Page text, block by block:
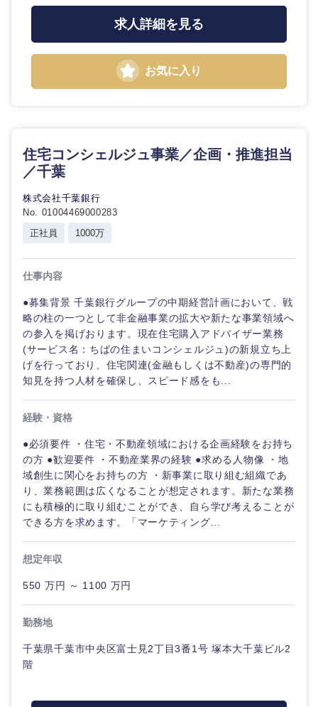
九州・沖縄
福岡県
鹿児島県 沖縄県
求人詳細を見る
お気に入り
住宅コンシェルジュ事業／企画・推進担当
／千葉
株式会社千葉銀行
No. 01004469000283
正社員
1000万
仕事内容
●募集背景 千葉銀行グループの中期経営計画において、戦
略の柱の一つとして非金融事業の拡大や新たな事業領域へ
の参入を掲げおります。現在住宅購入アドバイザー業務
(サービス名：ちばの住まいコンシェルジュ)の新規立ち上
げを行っており、住宅関連(金融もしくは不動産)の専門的
知見を持つ人材を確保し、スピード感をも...
経験・資格
●必須要件 ・住宅・不動産領域における企画経験をお持ち
の方 ●歓迎要件 ・不動産業界の経験 ●求める人物像 ・地
域創生に関心をお持ちの方 ・新事業に取り組む組織であ
り、業務範囲は広くなることが想定されます。新たな業務
にも積極的に取り組むことができ、自ら学び考えることが
できる方を求めます。「マーケティング...
想定年収
550 万円 ～ 1100 万円
勤務地
千葉県千葉市中央区富士見2丁目3番1号 塚本大千葉ビル2
階